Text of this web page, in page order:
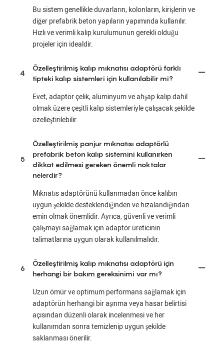
Bu sistem genellikle duvarların, kolonların, kirişlerin ve
diğer prefabrik beton yapıların yapımında kullanılır.
Hızlı ve verimli kalıp kurulumunun gerekli olduğu
projeler için idealdir.
4
Özelleştirilmiş kalıp mıknatısı adaptörü farklı
tipteki kalıp sistemleri için kullanılabilir mi?
Evet, adaptör çelik, alüminyum ve ahşap kalıp dahil
olmak üzere çeşitli kalıp sistemleriyle çalışacak şekilde
özelleştirilebilir.
5
Özelleştirilmiş panjur mıknatısı adaptörlü
prefabrik beton kalıp sistemini kullanırken
dikkat edilmesi gereken önemli noktalar
nelerdir?
Mıknatıs adaptörünü kullanmadan önce kalıbın
uygun şekilde desteklendiğinden ve hizalandığından
emin olmak önemlidir. Ayrıca, güvenli ve verimli
çalışmayı sağlamak için adaptör üreticinin
talimatlarına uygun olarak kullanılmalıdır.
6
Özelleştirilmiş kalıp mıknatısı adaptörü için
herhangi bir bakım gereksinimi var mı?
Uzun ömür ve optimum performans sağlamak için
adaptörün herhangi bir aşınma veya hasar belirtisi
açısından düzenli olarak incelenmesi ve her
kullanımdan sonra temizlenip uygun şekilde
saklanması önerilir.